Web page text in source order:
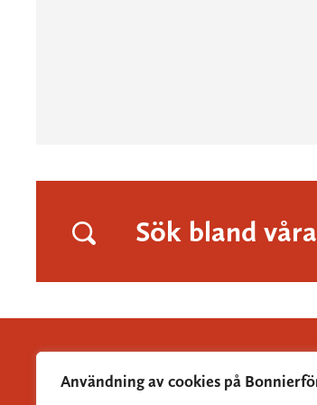
Användning av cookies på
Sök bland våra